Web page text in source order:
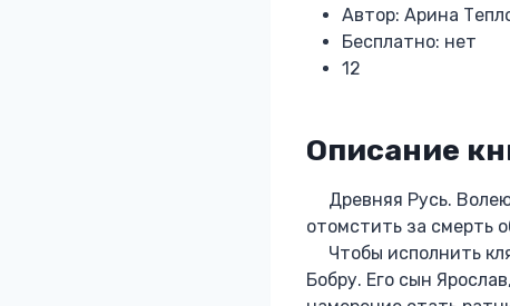
Автор: Арина
Бесплатно: нет
12
Описание
Древняя Русь.
отомстить за смерть
Чтобы исполнить
Бобру. Его сын